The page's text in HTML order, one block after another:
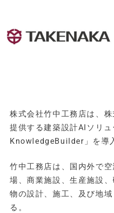
株式会社竹中工務店は、
提供する建築設計AIソリ
KnowledgeBuilder」を導
竹中工務店は、国内外で
場、商業施設、生産施設
物の設計、施工、及び地
る。